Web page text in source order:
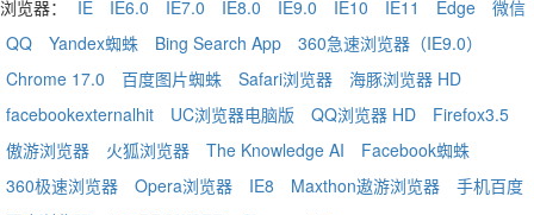
浏览器：
IE IE6.0 IE7.0 IE8.0 IE9.0 IE10 IE11 Edge
微信
QQ
Yandex蜘蛛 Bing Search App
360急速浏览器（IE9.0）
Chrome 17.0
百度图片蜘蛛 Safari浏览器
海豚浏览器 HD
facebookexternalhit
UC浏览器电脑版 QQ浏览器 HD
Firefox3.5
傲游浏览器
火狐浏览器 The Knowledge AI
Facebook蜘蛛
360极速浏览器
Opera浏览器 IE8 Maxthon遨游浏览器
手机百度